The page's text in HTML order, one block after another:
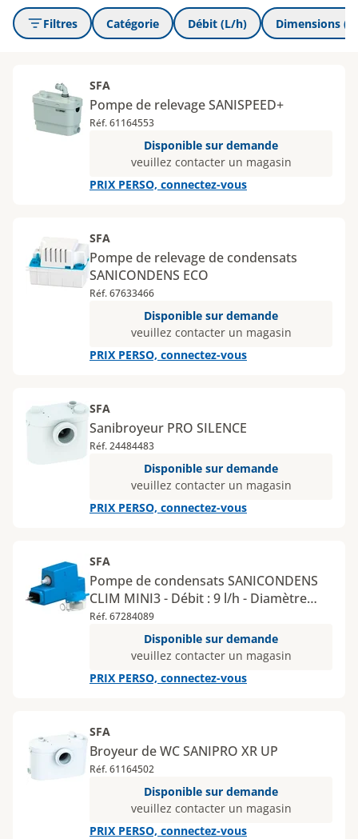
Filtres Catégorie Débit (L/h) Dimensions (L
SFA
Pompe de relevage SANISPEED+
Réf. 61164553
Disponible sur demande
veuillez contacter un magasin
PRIX PERSO, connectez-vous
SFA
Pompe de relevage de condensats
SANICONDENS ECO
Réf. 67633466
Disponible sur demande
veuillez contacter un magasin
PRIX PERSO, connectez-vous
SFA
Sanibroyeur PRO SILENCE
Réf. 24484483
Disponible sur demande
veuillez contacter un magasin
PRIX PERSO, connectez-vous
SFA
Pompe de condensats SANICONDENS
CLIM MINI3 - Débit : 9 l/h - Diamètre
entrée : 16 mm
Réf. 67284089
Disponible sur demande
veuillez contacter un magasin
PRIX PERSO, connectez-vous
SFA
Broyeur de WC SANIPRO XR UP
Réf. 61164502
Disponible sur demande
veuillez contacter un magasin
PRIX PERSO, connectez-vous